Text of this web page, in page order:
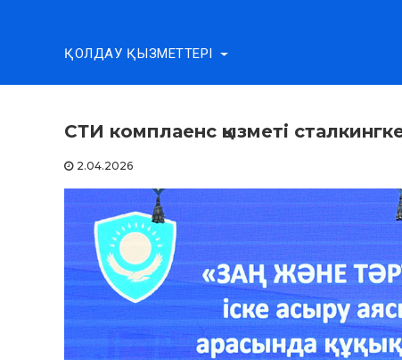
ҚОЛДАУ ҚЫЗМЕТТЕРІ
СТИ комплаенс қызметі
2.04.2026